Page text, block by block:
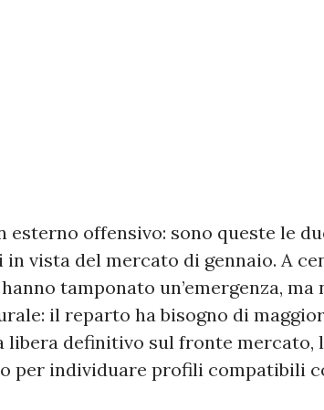
esterno offensivo: sono queste le
vista del mercato di gennaio. A
tamponato un’emergenza, ma
il reparto ha bisogno di
libera definitivo sul fronte mercato,
per individuare profili compatibili